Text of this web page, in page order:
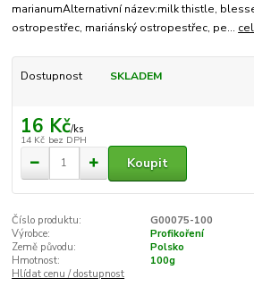
marianumAlternativní název:milk thistle,
ostropestřec, mariánský ostropestřec, pe...
Dostupnost SKLADEM
16 Kč/ks
14 Kč bez DPH
Koupit
Číslo produktu:
G00075-100
Výrobce:
Profikoření
Země původu:
Polsko
Hmotnost:
100g
Hlídat cenu / dostupnost